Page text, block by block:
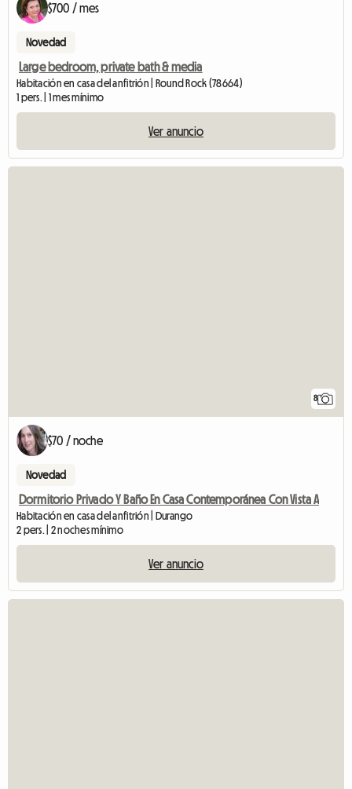
$700 / mes
Novedad
Large bedroom, private bath & media
Habitación en casa del anfitrión | Round Rock (78664)
1 pers. | 1 mes mínimo
Ver anuncio
8
$70 / noche
Novedad
Dormitorio Privado Y Baño En Casa Contemporánea Con Vista A
Habitación en casa del anfitrión | Durango
2 pers. | 2 noches mínimo
Ver anuncio